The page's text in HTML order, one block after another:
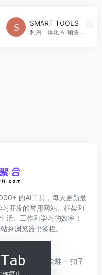
SMART TOOLS
利用一体化 AI 销售与营销套件实现可预测的 B2B 增长。
的AI工具，每天更新最
开发的常用网站、框架和
活、工作和学习的效率！
到浏览器书签栏。
流动 Trae 绘蛙
扣子
梦AI
标签页 -